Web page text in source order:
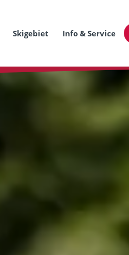
Skigebiet Info & Service